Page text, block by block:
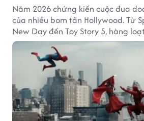
Năm 2026 chứng kiến cuộc đua
của nhiều bom tấn Hollywood. Từ
New Day đến Toy Story 5, hàng
mang về hàng chục nghìn tỷ đồng
cột mốc đáng nhớ tại phòng vé